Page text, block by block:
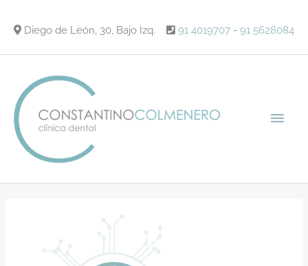
Diego de León, 30, Bajo Izq. 91 4019707 - 91 5628084